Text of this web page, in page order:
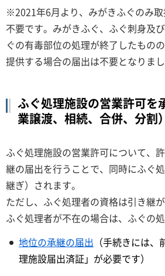
※2021年6月より、みがきふぐのみ
不要です。みがきふぐ、ふぐ刺身及
ぐの有毒部位の処理が終了したもの
提供する場合の届出は不要となりまし
ふぐ処理施設の営業許可を
業譲渡、相続、合併、分割）
ふぐ処理施設の営業許可について、
継の届出を行うことで、同時にふぐ
継ぎ）されます。
ただし、ふぐ処理者の資格は引き継が
ふぐ処理者が不在の場合は、ふぐの
地位の承継の届出 （手続きには
理施設届出済証」が必要です）